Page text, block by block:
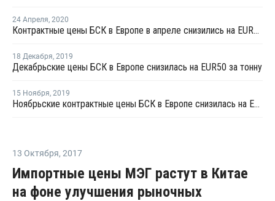
24 Апреля, 2020
Контрактные цены БСК в Европе в апреле снизились на EUR200 за тонну
18 Декабря, 2019
Декабрьские цены БСК в Европе снизилась на EUR50 за тонну
15 Ноября, 2019
Ноябрьские контрактные цены БСК в Европе снизилась на EUR20 за тонну
13 Октября, 2017
Импортные цены МЭГ растут в Китае
на фоне улучшения рыночных